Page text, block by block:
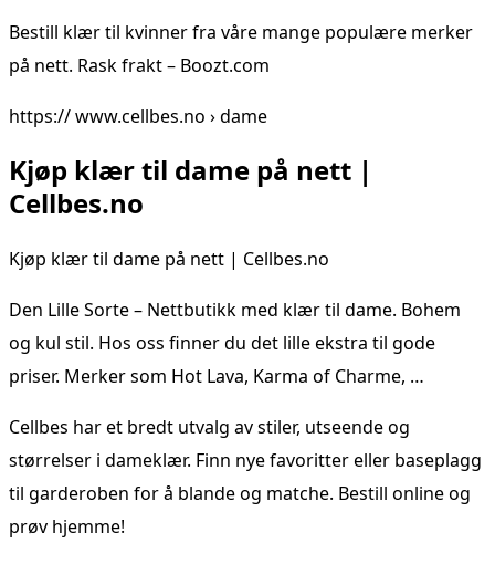
Bestill klær til kvinner fra våre mange populære merker
på nett. Rask frakt – Boozt.com
https:// www.cellbes.no › dame
Kjøp klær til dame på nett |
Cellbes.no
Kjøp klær til dame på nett | Cellbes.no
Den Lille Sorte – Nettbutikk med klær til dame. Bohem
og kul stil. Hos oss finner du det lille ekstra til gode
priser. Merker som Hot Lava, Karma of Charme, …
Cellbes har et bredt utvalg av stiler, utseende og
størrelser i dameklær. Finn nye favoritter eller baseplagg
til garderoben for å blande og matche. Bestill online og
prøv hjemme!